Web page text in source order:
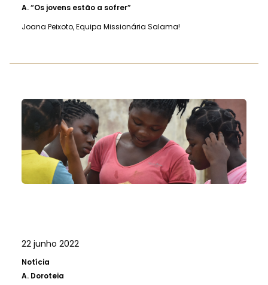
A.“Os jovens estão a sofrer”
Joana Peixoto, Equipa Missionária Salama!
22 junho 2022
Notícia
A. Doroteia